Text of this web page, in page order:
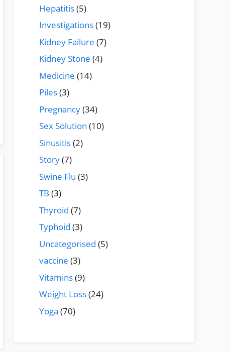
Hepatitis(5)
Investigations(19)
Kidney Failure (7)
Kidney Stone (4)
Medicine (14)
Piles(3)
Pregnancy(34)
Sex Solution (10)
Sinusitis(2)
Story(7)
Swine Flu (3)
TB (3)
Thyroid (7)
Typhoid (3)
Uncategorised (5)
vaccine (3)
Vitamins(9)
Weight Loss(24)
Yoga (70)